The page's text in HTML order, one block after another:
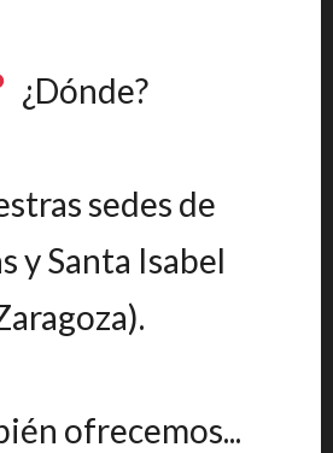
¿Dónde?
sedes de
y Santa Isabel
ofrecemos...